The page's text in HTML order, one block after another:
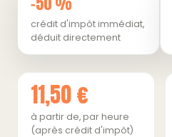
crédit d'impôt immédiat,
déduit directement
11,50 €
à partir de, par heure
(après crédit d'impôt)